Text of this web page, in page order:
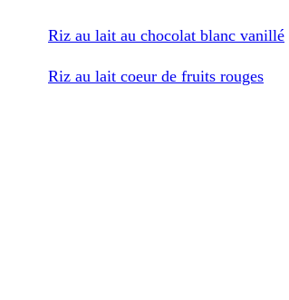
Riz au lait au chocolat blanc vanillé
Riz au lait coeur de fruits rouges